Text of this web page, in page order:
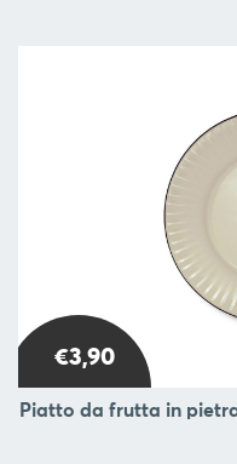
€3,90
Piatto da frutta in